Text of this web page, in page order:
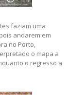
faziam uma
andarem em
no Porto,
o mapa a
o regresso a